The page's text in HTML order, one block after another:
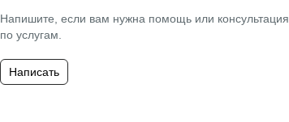
Напишите, если вам нужна помощь или консультация
по услугам.
Написать